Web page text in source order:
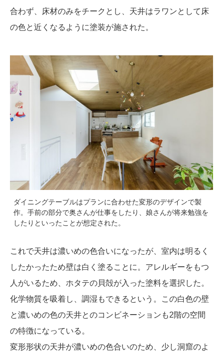
合わず、床材のみをチークとし、天井はラワンとして床
の色と近くなるように塗装が施された。
ダイニングテーブルはプランに合わせた変形のデザインで製
作。手前の部分で奥さんが仕事をしたり、娘さんが将来勉強を
したりといったことが想定された。
これで天井は濃いめの色合いになったが、室内は明るく
したかったため壁は白く塗ることに。アレルギーをもつ
人がいるため、ホタテの貝殻が入った塗料を選択した。
化学物質を吸着し、調湿もできるという。この白色の壁
と濃いめの色の天井とのコンビネーションも2階の空間
の特徴になっている。
変形形状の天井が濃いめの色合いのため、少し洞窟のよ